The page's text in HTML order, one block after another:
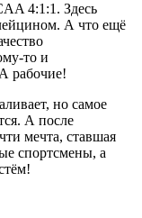
4:1:1. Здесь
А что ещё
то и
рабочие!
но самое
А после
мечта, ставшая
спортсмены, а